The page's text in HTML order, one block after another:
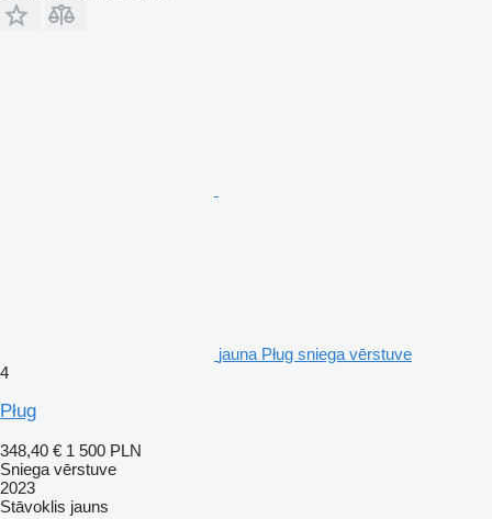
jauna Pług sniega vērstuve
4
Pług
348,40 € 1 500 PLN
Sniega vērstuve
2023
Stāvoklis jauns